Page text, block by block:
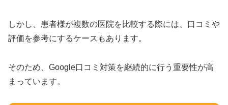
しかし、患者様が複数の医院を比較する際には、口コミや
評価を参考にするケースもあります。
そのため、Google口コミ対策を継続的に行う重要性が高
まっています。